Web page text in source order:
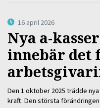
16 april 2026
Nya a-
innebär det
Den 1 oktober 2025 trädde
kraft. Den största